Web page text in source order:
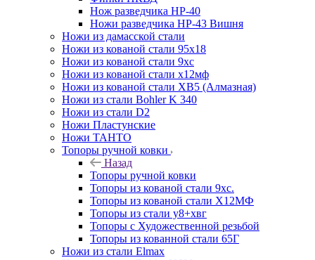
Нож разведчика НР-40
Ножи разведчика НР-43 Вишня
Ножи из дамасской стали
Ножи из кованой стали 95х18
Ножи из кованой стали 9хс
Ножи из кованой стали х12мф
Ножи из кованой стали ХВ5 (Алмазная)
Ножи из стали Bohler K 340
Ножи из стали D2
Ножи Пластунские
Ножи ТАНТО
Топоры ручной ковки
Назад
Топоры ручной ковки
Топоры из кованой стали 9хс.
Топоры из кованой стали Х12МФ
Топоры из стали у8+хвг
Топоры с Художественной резьбой
Топоры из кованной стали 65Г
Ножи из стали Elmax